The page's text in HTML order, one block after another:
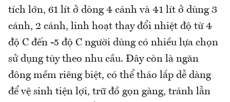
tích lớn, 61 lít ở dòng 4 cánh và 41 lít ở dùng 3
cánh, 2 cánh, linh hoạt thay đổi nhiệt độ từ 4
độ C đến -5 độ C người dùng có nhiều lựa chọn
sử dụng tùy theo nhu cầu. Đây còn là ngăn
đông mềm riêng biệt, có thể tháo lắp dễ dàng
để vệ sinh tiện lợi, trữ đồ gọn gàng, tránh lẫn